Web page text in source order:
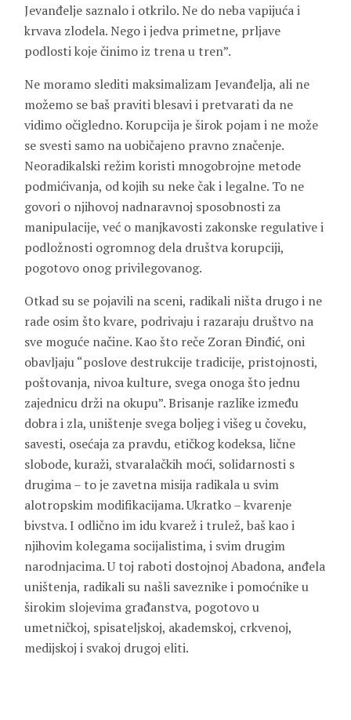
Jevanđelje saznalo i otkrilo. Ne do neba vapijuća i
krvava zlodela. Nego i jedva primetne, prljave
podlosti koje činimo iz trena u tren”.
Ne moramo slediti maksimalizam Jevanđelja, ali ne
možemo se baš praviti blesavi i pretvarati da ne
vidimo očigledno. Korupcija je širok pojam i ne može
se svesti samo na uobičajeno pravno značenje.
Neoradikalski režim koristi mnogobrojne metode
podmićivanja, od kojih su neke čak i legalne. To ne
govori o njihovoj nadnaravnoj sposobnosti za
manipulacije, već o manjkavosti zakonske regulative i
podložnosti ogromnog dela društva korupciji,
pogotovo onog privilegovanog.
Otkad su se pojavili na sceni, radikali ništa drugo i ne
rade osim što kvare, podrivaju i razaraju društvo na
sve moguće načine. Kao što reče Zoran Đinđić, oni
obavljaju “poslove destrukcije tradicije, pristojnosti,
poštovanja, nivoa kulture, svega onoga što jednu
zajednicu drži na okupu”. Brisanje razlike između
dobra i zla, uništenje svega boljeg i višeg u čoveku,
savesti, osećaja za pravdu, etičkog kodeksa, lične
slobode, kuraži, stvaralačkih moći, solidarnosti s
drugima – to je zavetna misija radikala u svim
alotropskim modifikacijama. Ukratko – kvarenje
bivstva. I odlično im idu kvarež i trulež, baš kao i
njihovim kolegama socijalistima, i svim drugim
narodnjacima. U toj raboti dostojnoj Abadona, anđela
uništenja, radikali su našli saveznike i pomoćnike u
širokim slojevima građanstva, pogotovo u
umetničkoj, spisateljskoj, akademskoj, crkvenoj,
medijskoj i svakoj drugoj eliti.